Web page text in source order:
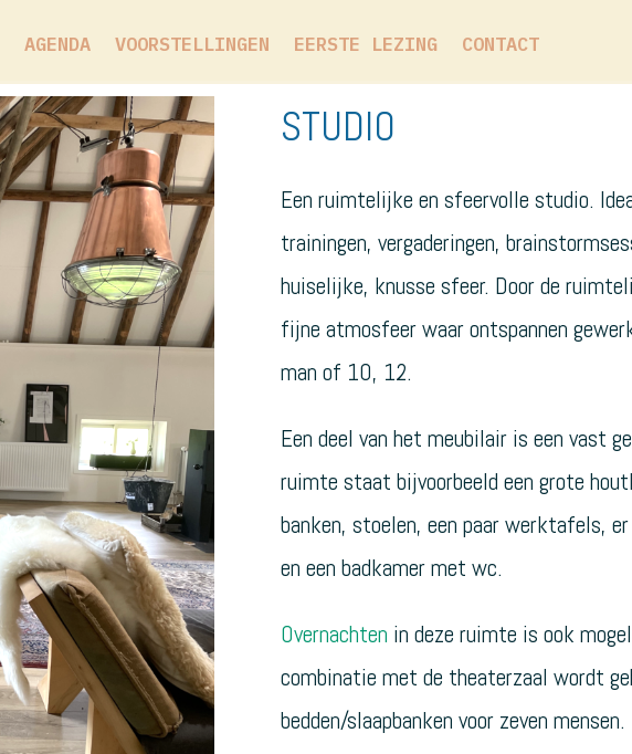
AGENDA VOORSTELLINGEN EERSTE LEZING CONTACT
STUDIO
Een ruimtelijke en sfeervolle studio.
trainingen, vergaderingen,
huiselijke, knusse sfeer. Door de
fijne atmosfeer waar ontspannen
man of 10, 12.
Een deel van het meubilair is een vast
ruimte staat bijvoorbeeld een grote
banken, stoelen, een paar werktafels,
en een badkamer met wc.
Overnachten in deze ruimte is ook
combinatie met de theaterzaal wordt
bedden/slaapbanken voor zeven mensen.